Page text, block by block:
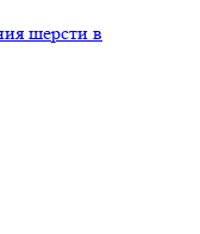
шерсти в